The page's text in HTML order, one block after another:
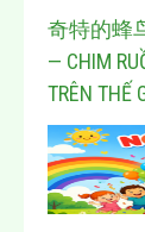
奇特的蜂
— CHIM
TRÊN THẾ